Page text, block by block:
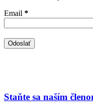
Email *
Staňte sa naším